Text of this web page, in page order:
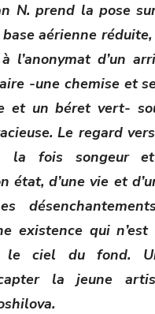
N. prend la pose
aérienne
l’anonymat d’un
-une chemise et
et un béret vert-
Le regard
la fois songeur
état, d’une vie et
existence qui n’est
le ciel du fond.
la jeune